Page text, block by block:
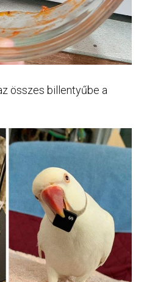
összes billentyűbe a